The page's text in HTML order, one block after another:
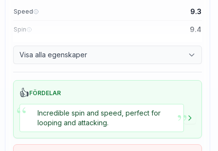
Speed 9.3
Spin 9.4
Control 8.3
Tackiness 2.3
Visa alla egenskaper
👍FÖRDELAR
“
Incredible spin and speed, perfect for
looping and attacking.
”